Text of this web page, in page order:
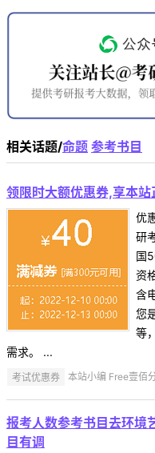
相关话题/命题 参考书目
领限时大额优惠券,享本
优
研
国
资
含
您
等
需求。 ...
考试优惠券 本站小编 Free壹佰
报考人数参考书目去环境
目有调